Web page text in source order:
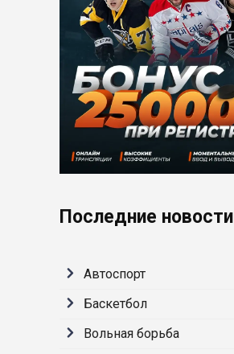
Последние новости
Автоспорт
Баскетбол
Вольная борьба